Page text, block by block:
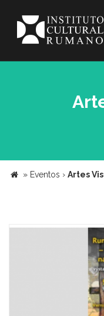
» Eventos › Artes